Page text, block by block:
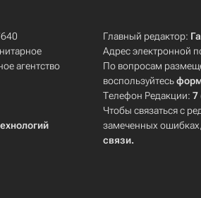
агентство
Главный редактор:
Адрес электронной
По вопросам
воспользуйтесь
Телефон Редакции:7
Чтобы связаться с
замеченных
связи.